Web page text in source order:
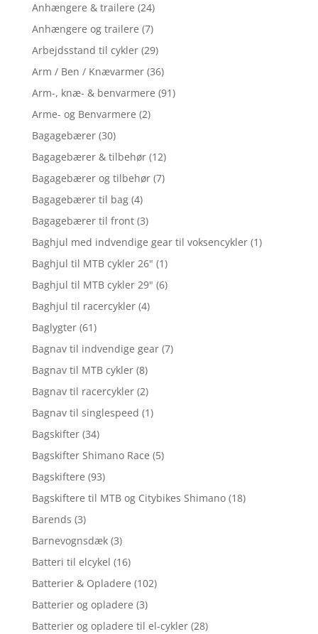
Anhængere & trailere (24)
Anhængere og trailere (7)
Arbejdsstand til cykler (29)
Arm / Ben / Knævarmer (36)
Arm-, knæ- & benvarmere (91)
Arme- og Benvarmere (2)
Bagagebærer (30)
Bagagebærer & tilbehør (12)
Bagagebærer og tilbehør (7)
Bagagebærer til bag (4)
Bagagebærer til front (3)
Baghjul med indvendige gear til voksencykler (1)
Baghjul til MTB cykler 26" (1)
Baghjul til MTB cykler 29" (6)
Baghjul til racercykler (4)
Baglygter (61)
Bagnav til indvendige gear (7)
Bagnav til MTB cykler (8)
Bagnav til racercykler (2)
Bagnav til singlespeed (1)
Bagskifter (34)
Bagskifter Shimano Race (5)
Bagskiftere (93)
Bagskiftere til MTB og Citybikes Shimano (18)
Barends (3)
Barnevognsdæk (3)
Batteri til elcykel (16)
Batterier & Opladere (102)
Batterier og opladere (3)
Batterier og opladere til el-cykler (28)